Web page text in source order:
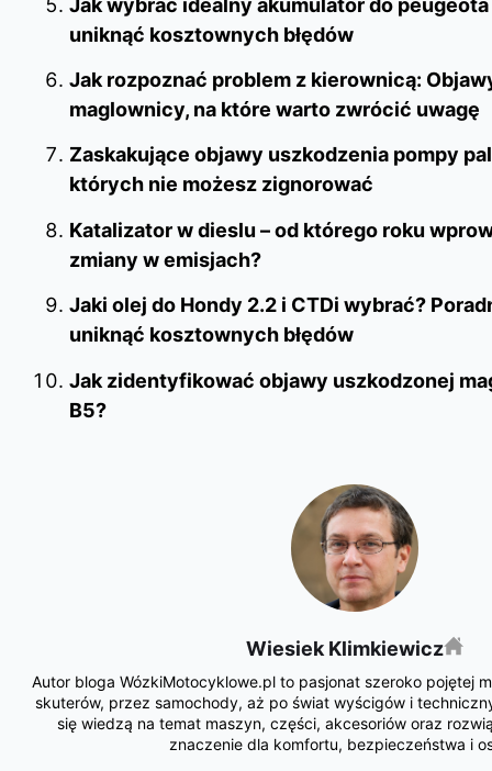
uniknąć kosztownych błędów
Jak rozpoznać problem z kierownicą:
maglownicy, na które warto zwrócić uwagę
Zaskakujące objawy uszkodzenia pompy
których nie możesz zignorować
Katalizator w dieslu – od którego roku
zmiany w emisjach?
Jaki olej do Hondy 2.2 i CTDi wybrać?
uniknąć kosztownych błędów
Jak zidentyfikować objawy uszkodzonej
B5?
Wiesiek Klimkiewicz
Autor bloga WózkiMotocyklowe.pl to pasjonat szeroko pojętej
skuterów, przez samochody, aż po świat wyścigów i
się wiedzą na temat maszyn, części, akcesoriów oraz
znaczenie dla komfortu, bezpieczeństwa i